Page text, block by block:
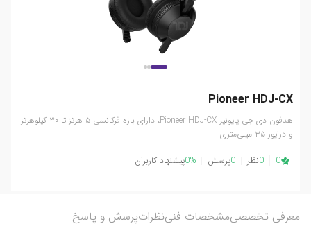
Pioneer HDJ-CX
هدفون دی جی پایونیر Pioneer HDJ-CX، دارای بازه فرکانسی ۵ هرتز تا ۳۰ کیلوهرتز
و درایور ۳۵ میلی‌متری
0
0نظر 0پرسش 0%پیشنهاد کاربران
معرفی تخصصیمشخصات فنینظراتپرسش و پاسخ